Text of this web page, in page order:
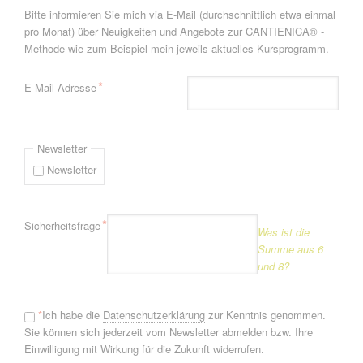
Bitte informieren Sie mich via E-Mail (durchschnittlich etwa einmal
pro Monat) über Neuigkeiten und Angebote zur CANTIENICA® -
Methode wie zum Beispiel mein jeweils aktuelles Kursprogramm.
Pflichtfeld
E-Mail-Adresse*
Newsletter
Newsletter
Pflichtfeld
Sicherheitsfrage*
Was ist die
Summe aus 6
und 8?
*Ich habe die Datenschutzerklärungzur Kenntnis genommen.
Sie können sich jederzeit vom Newsletter abmelden bzw. Ihre
Einwilligung mit Wirkung für die Zukunft widerrufen.